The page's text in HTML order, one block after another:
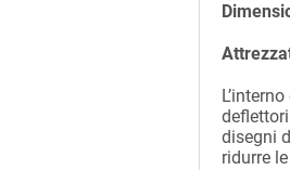
disegni
ridurre